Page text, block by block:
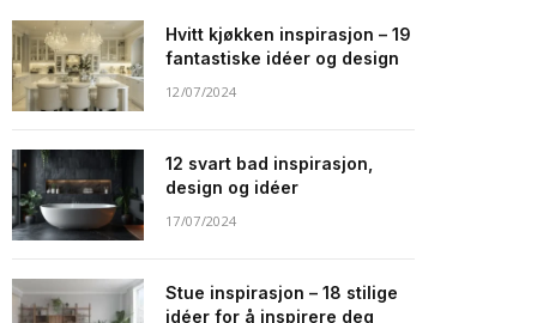
Hvitt kjøkken inspirasjon – 19
fantastiske idéer og design
12/07/2024
12 svart bad inspirasjon,
design og idéer
17/07/2024
Stue inspirasjon – 18 stilige
idéer for å inspirere deg